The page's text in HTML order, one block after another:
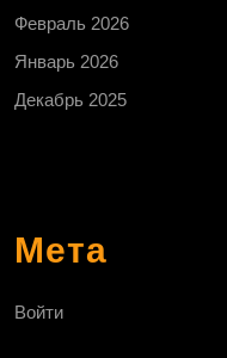
Февраль 2026
Январь 2026
Декабрь 2025
Мета
Войти